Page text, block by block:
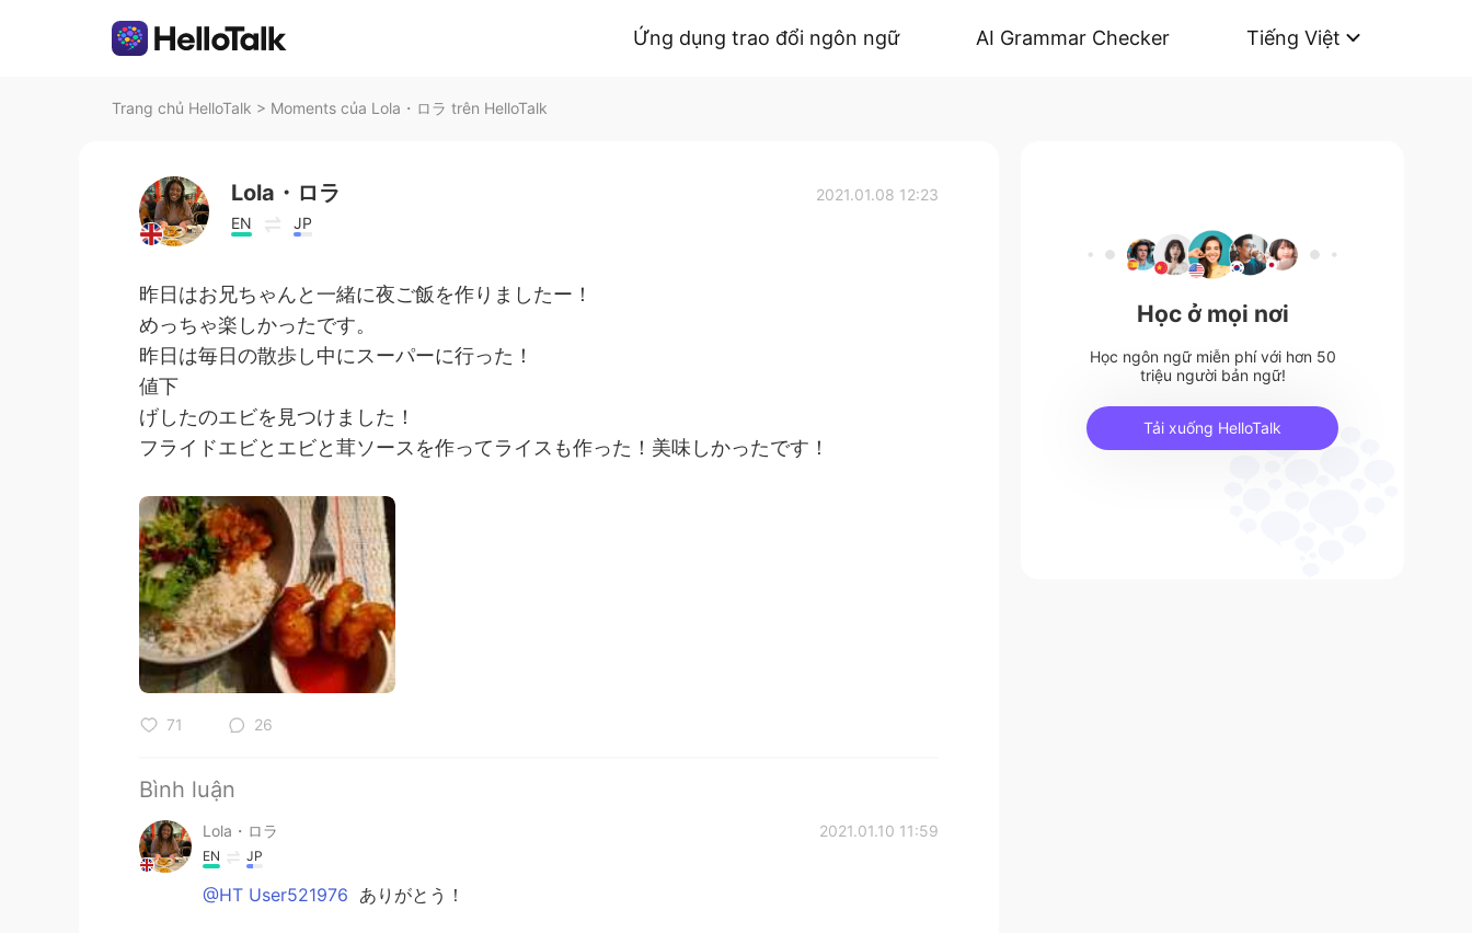
Ứng dụng trao đổi ngôn ngữ AI Grammar Checker Tiếng Việt
Trang chủ HelloTalk > Moments của Lola・ロラ trên HelloTalk
Lola・ロラ
EN JP
2021.01.08 12:23
昨日はお兄ちゃんと一緒に夜ご飯を作りましたー！
めっちゃ楽しかったです。
昨日は毎日の散歩し中にスーパーに行った！
値下
げしたのエビを見つけました！
フライドエビとエビと茸ソースを作ってライスも作った！美味しかったです！
71 26
Bình luận
Lola・ロラ 2021.01.10 11:59
EN JP
@HT User521976 ありがとう！
Học ở mọi nơi
Học ngôn ngữ miễn phí với hơn 50
triệu người bản ngữ!
Tải xuống HelloTalk